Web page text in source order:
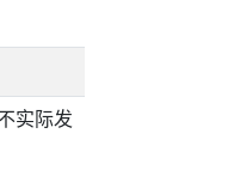
实际发